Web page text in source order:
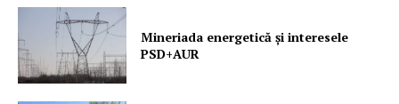
Mineriada energetică și interesele
PSD+AUR